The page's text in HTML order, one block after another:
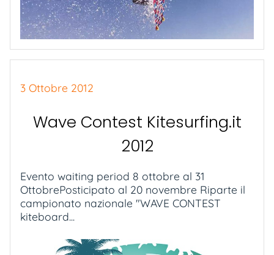
3 Ottobre 2012
Wave Contest Kitesurfing.it
2012
Evento waiting period 8 ottobre al 31
OttobrePosticipato al 20 novembre Riparte il
campionato nazionale "WAVE CONTEST
kiteboard...